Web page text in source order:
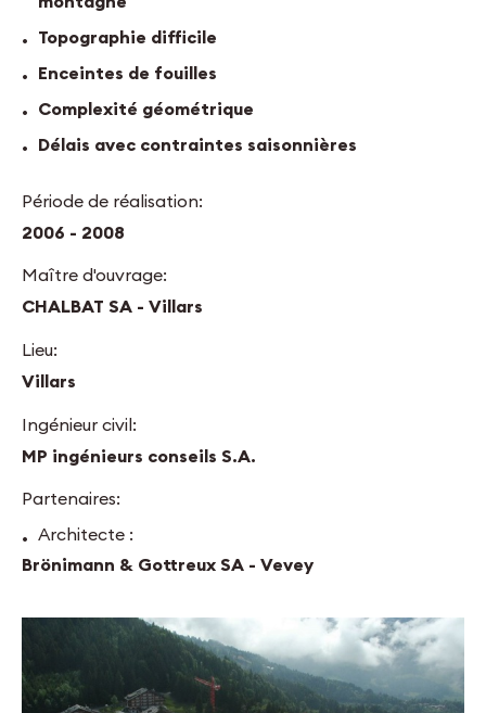
Topographie difficile
Enceintes de fouilles
Complexité géométrique
Délais avec contraintes saisonnières
Période de réalisation:
2006 - 2008
Maître d'ouvrage:
CHALBAT SA - Villars
Lieu:
Villars
Ingénieur civil:
MP ingénieurs conseils S.A.
Partenaires:
Architecte :
Brönimann & Gottreux SA - Vevey